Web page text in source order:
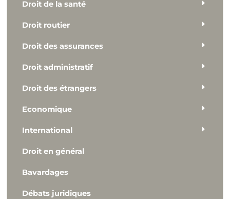
Droit de la santé
Droit routier
Droit des assurances
Droit administratif
Droit des étrangers
Economique
International
Droit en général
Bavardages
Débats juridiques